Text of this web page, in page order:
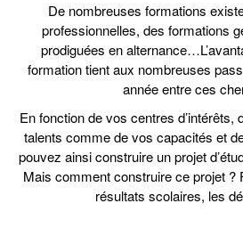
De nombreuses formations
professionnelles, des formations
prodiguées en
formation tient aux nombreuses
année entre ces
En fonction de vos centres
talents comme de vos capacités et
pouvez ainsi construire un projet
Mais comment construire ce projet ?
résultats scolaires, les